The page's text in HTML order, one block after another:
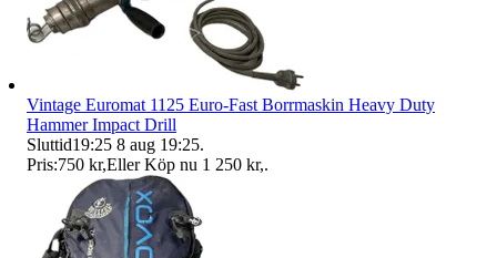
Vintage Euromat 1125 Euro-Fast Borrmaskin Heavy Duty
Hammer Impact Drill
Sluttid19:25 8 aug 19:25.
Pris:750 kr,Eller Köp nu 1 250 kr,.